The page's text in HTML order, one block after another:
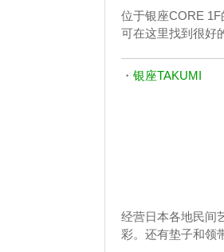
位于银座CORE
可在这里找到很好
・ 银座TAKUMI
经营日本各地民间
彩。还有垫子和领